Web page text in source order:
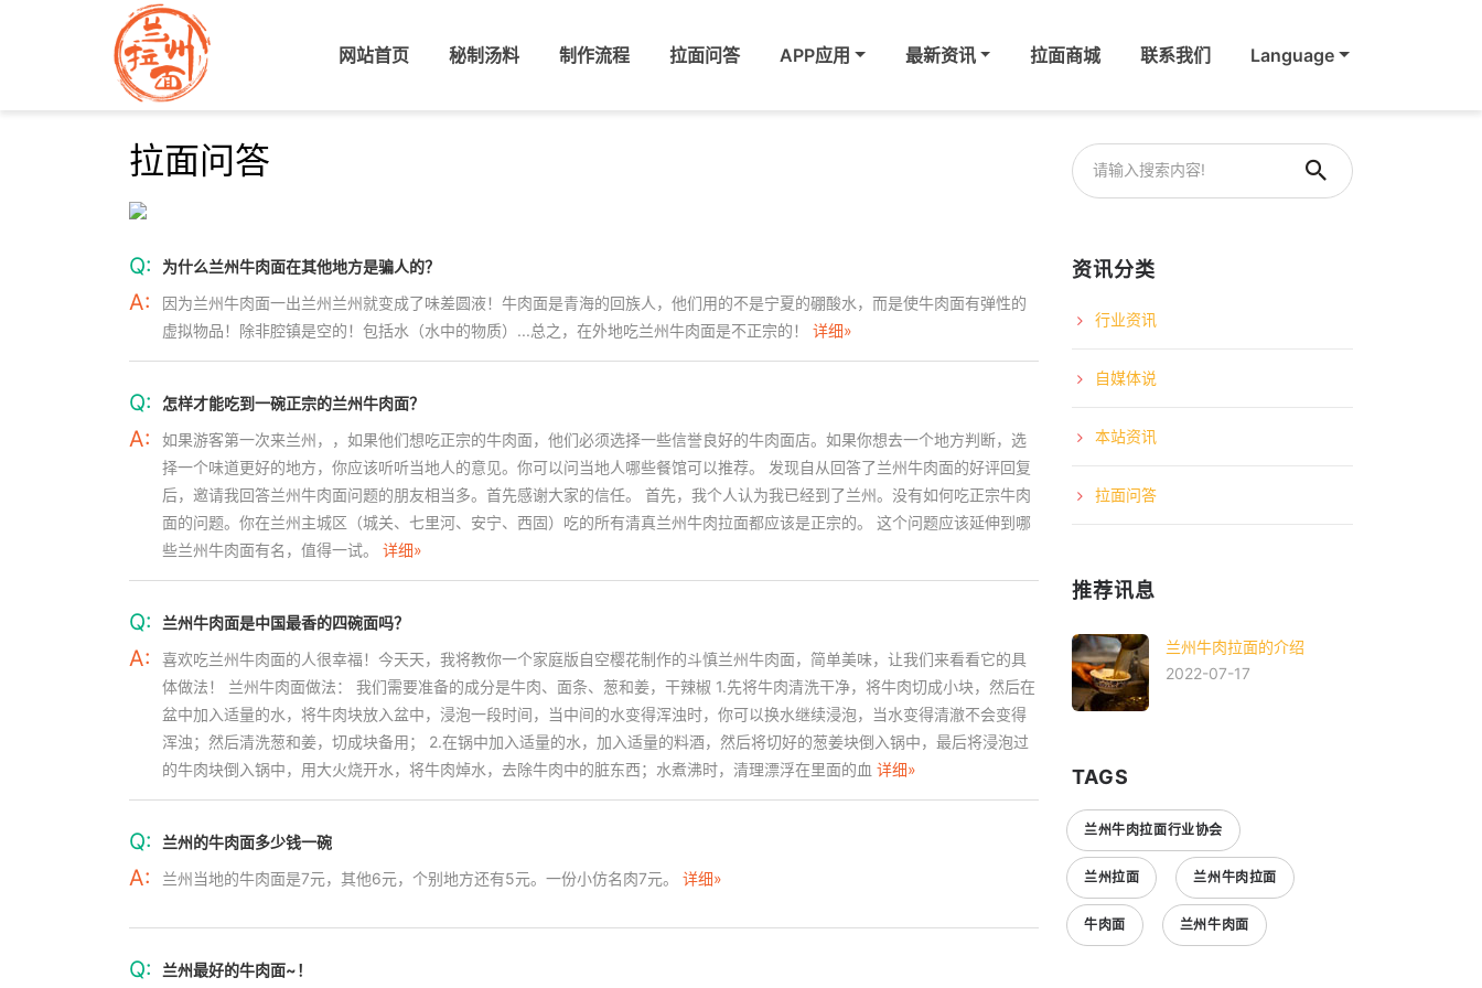
网站首页(current)秘制汤料 制作流程 拉面问答 APP应用 最新资讯 拉面商城 联系我们 Language
拉面问答
Q: 为什么兰州牛肉面在其他地方是骗人的？
A:
因为兰州牛肉面一出兰州兰州就变成了味差圆液！牛肉面是青海的回族人，他们用的不是宁夏的硼酸水，而是使牛肉面有弹性的
虚拟物品！除非腔镇是空的！包括水（水中的物质）...总之，在外地吃兰州牛肉面是不正宗的！ 详细»
Q: 怎样才能吃到一碗正宗的兰州牛肉面？
A:
如果游客第一次来兰州，，如果他们想吃正宗的牛肉面，他们必须选择一些信誉良好的牛肉面店。如果你想去一个地方判断，选
择一个味道更好的地方，你应该听听当地人的意见。你可以问当地人哪些餐馆可以推荐。 发现自从回答了兰州牛肉面的好评回复
后，邀请我回答兰州牛肉面问题的朋友相当多。首先感谢大家的信任。 首先，我个人认为我已经到了兰州。没有如何吃正宗牛肉
面的问题。你在兰州主城区（城关、七里河、安宁、西固）吃的所有清真兰州牛肉拉面都应该是正宗的。 这个问题应该延伸到哪
些兰州牛肉面有名，值得一试。 详细»
Q: 兰州牛肉面是中国最香的四碗面吗？
A:
喜欢吃兰州牛肉面的人很幸福！今天天，我将教你一个家庭版自空樱花制作的斗慎兰州牛肉面，简单美味，让我们来看看它的具
体做法！ 兰州牛肉面做法： 我们需要准备的成分是牛肉、面条、葱和姜，干辣椒 1.先将牛肉清洗干净，将牛肉切成小块，然后在
盆中加入适量的水，将牛肉块放入盆中，浸泡一段时间，当中间的水变得浑浊时，你可以换水继续浸泡，当水变得清澈不会变得
浑浊；然后清洗葱和姜，切成块备用； 2.在锅中加入适量的水，加入适量的料酒，然后将切好的葱姜块倒入锅中，最后将浸泡过
的牛肉块倒入锅中，用大火烧开水，将牛肉焯水，去除牛肉中的脏东西；水煮沸时，清理漂浮在里面的血 详细»
Q: 兰州的牛肉面多少钱一碗
A: 兰州当地的牛肉面是7元，其他6元，个别地方还有5元。一份小仿名肉7元。 详细»
Q: 兰州最好的牛肉面~！
资讯分类
行业资讯
自媒体说
本站资讯
拉面问答
推荐讯息
兰州牛肉拉面的介绍
2022-07-17
TAGS
兰州牛肉拉面行业协会
兰州拉面 兰州牛肉拉面
牛肉面 兰州牛肉面